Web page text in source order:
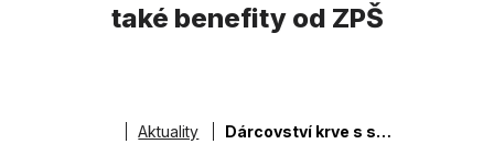
také benefity od ZPŠ
Drobečková
Aktuality Dárcovství krve s sebou přináší také benefity od ZPŠ